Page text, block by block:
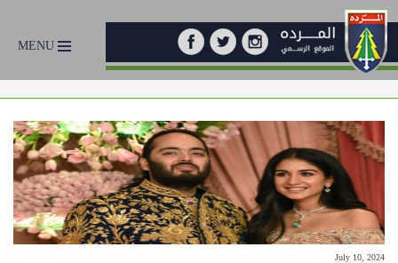
MENU
July 10, 2024